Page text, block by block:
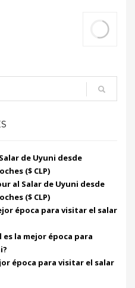
de Uyuni desde
($ CLP)
al Salar de Uyuni desde
($ CLP)
época para visitar el salar
es la mejor época para
época para visitar el salar